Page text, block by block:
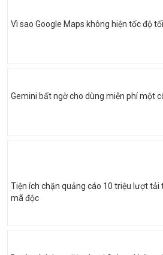
Vì sao Google Maps không hiện tốc độ
Gemini bất ngờ cho dùng miễn phí một
Tiện ích chặn quảng cáo 10 triệu lượt
mã độc